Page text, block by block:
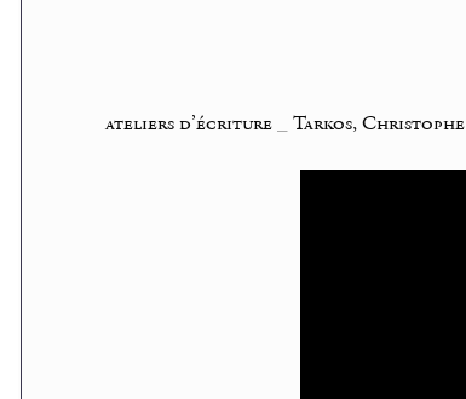
ateliers d’écriture _Tarkos, Christophe